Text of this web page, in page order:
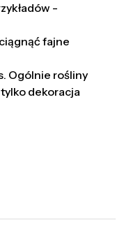
-
fajne
Ogólnie rośliny
dekoracja